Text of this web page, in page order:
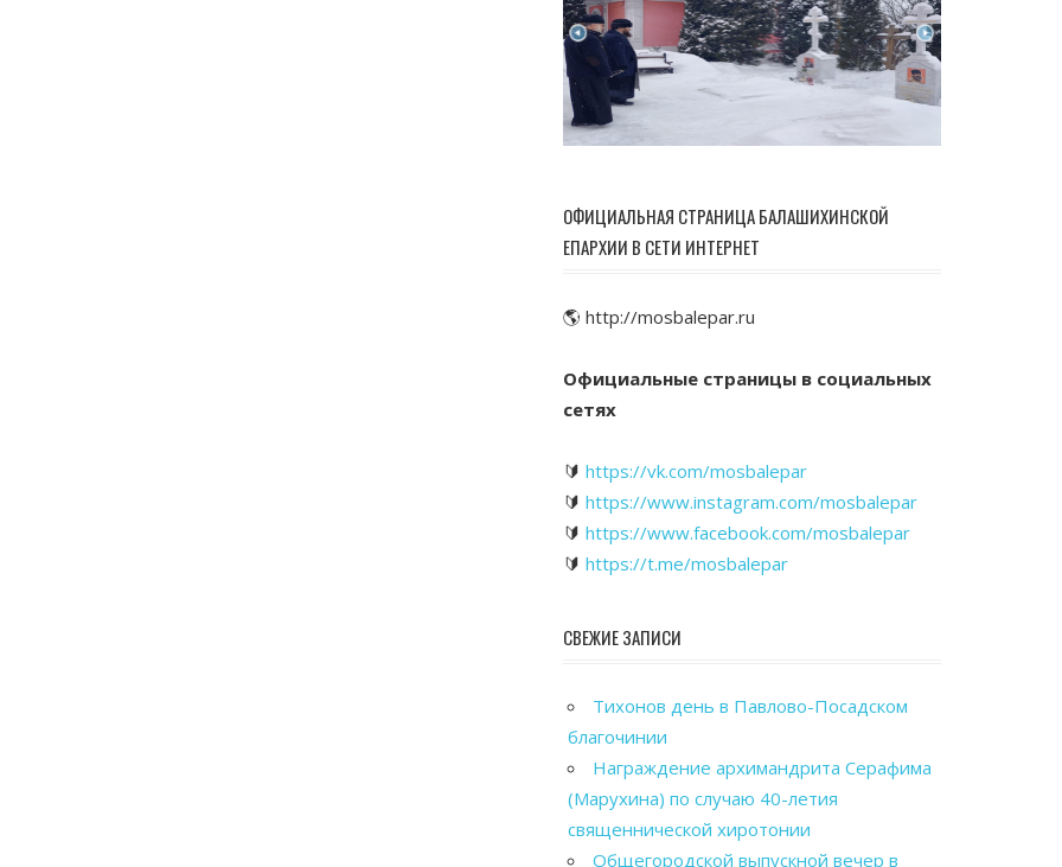
ОФИЦИАЛЬНАЯ СТРАНИЦА БАЛАШИХИНСКОЙ
ЕПАРХИИ В СЕТИ ИНТЕРНЕТ
🌎 http://mosbalepar.ru
Официальные страницы в социальных
сетях
🔰 https://vk.com/mosbalepar
🔰 https://www.instagram.com/mosbalepar
🔰 https://www.facebook.com/mosbalepar
🔰 https://t.me/mosbalepar
СВЕЖИЕ ЗАПИСИ
Тихонов день в Павлово-Посадском
благочинии
Награждение архимандрита Серафима
(Марухина) по случаю 40-летия
священнической хиротонии
Общегородской выпускной вечер в